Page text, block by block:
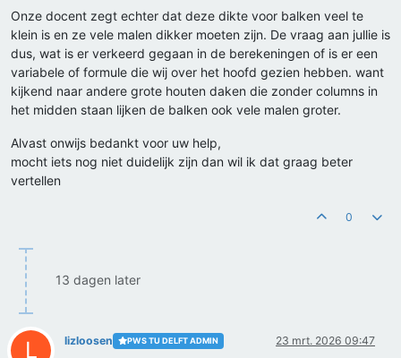
Onze docent zegt echter dat deze dikte voor balken veel te
klein is en ze vele malen dikker moeten zijn. De vraag aan jullie is
dus, wat is er verkeerd gegaan in de berekeningen of is er een
variabele of formule die wij over het hoofd gezien hebben. want
kijkend naar andere grote houten daken die zonder columns in
het midden staan lijken de balken ook vele malen groter.
Alvast onwijs bedankt voor uw help,
mocht iets nog niet duidelijk zijn dan wil ik dat graag beter
vertellen
0
13 dagen later
L lizloosen PWS TU DELFT ADMIN 23 mrt. 2026 09:47